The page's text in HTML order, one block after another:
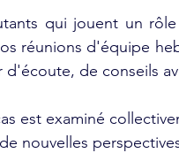
qui jouent un
réunions d'équipe
d'écoute, de conseils
est examiné
nouvelles